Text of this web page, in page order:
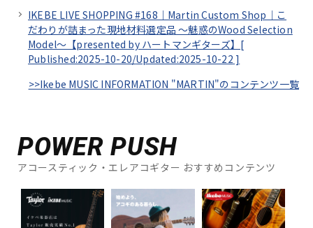
IKEBE LIVE SHOPPING #168｜Martin Custom Shop｜こ
だわりが詰まった現地材料選定品 ～魅惑のWood Selection
Model～【presented by ハートマンギターズ】[
Published:2025-10-20/Updated:2025-10-22 ]
>>Ikebe MUSIC INFORMATION "MARTIN"のコンテンツ一覧
POWER PUSH
アコースティック・エレアコギター おすすめコンテンツ